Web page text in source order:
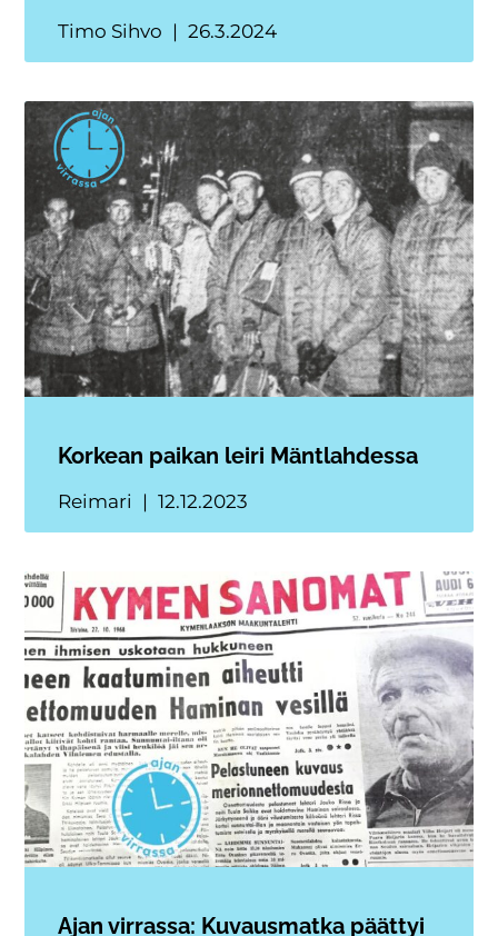
Timo Sihvo 26.3.2024
Korkean paikan leiri Mäntlahdessa
Reimari 12.12.2023
Ajan virrassa: Kuvausmatka päättyi